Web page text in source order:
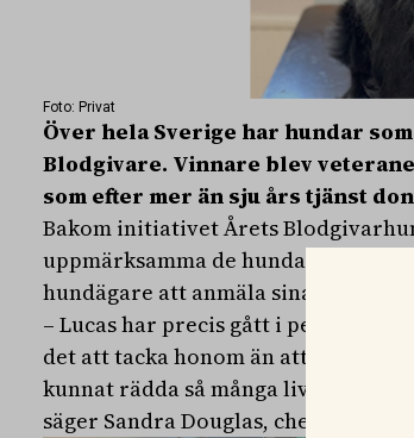
Foto: Privat
Över hela Sverige har hundar
Blodgivare. Vinnare blev
som efter mer än sju års tjänst
Bakom initiativet Årets
uppmärksamma de hundar som
hundägare att anmäla sina hundar
– Lucas har precis gått i pension
det att tacka honom än att ge
kunnat rädda så många liv utan
säger Sandra Douglas,